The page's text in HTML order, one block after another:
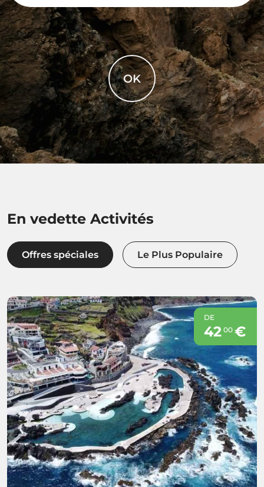
OK
En vedette Activités
Offres spéciales Le Plus Populaire
DE
42 00€